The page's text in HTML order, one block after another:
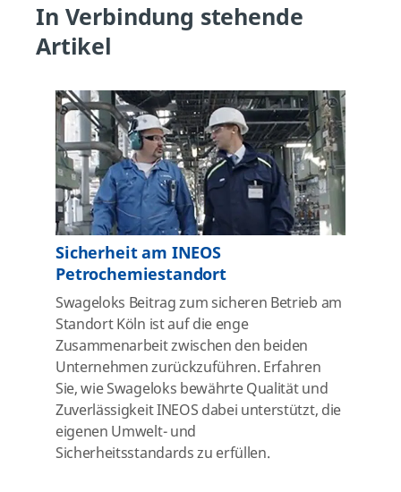
In Verbindung stehende
Artikel
Sicherheit am INEOS
Petrochemiestandort
Swageloks Beitrag zum sicheren Betrieb am
Standort Köln ist auf die enge
Zusammenarbeit zwischen den beiden
Unternehmen zurückzuführen. Erfahren
Sie, wie Swageloks bewährte Qualität und
Zuverlässigkeit INEOS dabei unterstützt, die
eigenen Umwelt- und
Sicherheitsstandardszu erfüllen.